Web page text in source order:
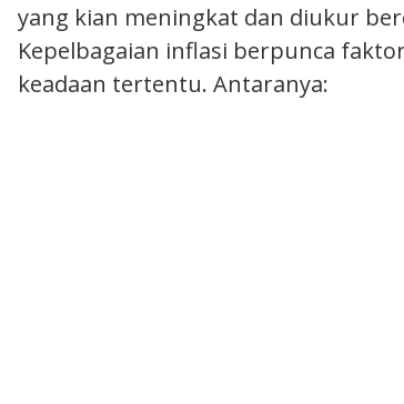
yang kian meningkat dan diukur
Kepelbagaian inflasi berpunca
keadaan tertentu. Antaranya: